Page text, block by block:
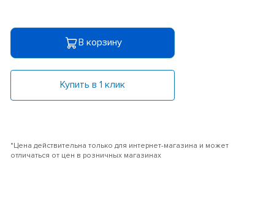
В корзину
Купить в 1 клик
*Цена действительна только для интернет-магазина и может
отличаться от цен в розничных магазинах